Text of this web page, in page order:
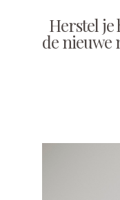
Herstel je
de nieuwe